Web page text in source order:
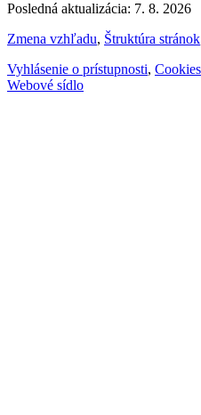
Posledná aktualizácia: 7. 8. 2026
Zmena vzhľadu, Štruktúra stránok
Vyhlásenie o prístupnosti, Cookies
Webové sídlo